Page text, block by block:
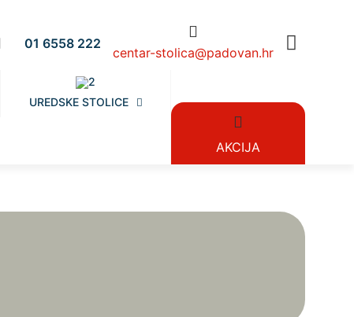
01 6558 222
centar-stolica@padovan.hr
UREDSKE STOLICE
AKCIJA